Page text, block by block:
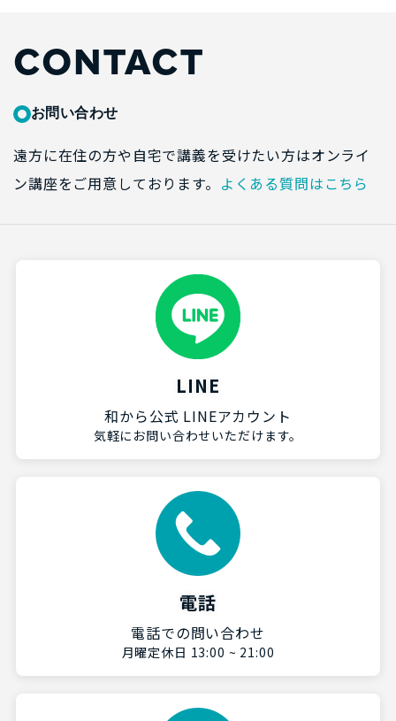
CONTACT
お問い合わせ
遠方に在住の方や自宅で講義を受けたい方はオンライ
ン講座をご用意しております。 よくある質問はこちら
LINE
和から公式 LINEアカウント
気軽にお問い合わせいただけます。
電話
電話での問い合わせ
月曜定休日 13:00 ~ 21:00